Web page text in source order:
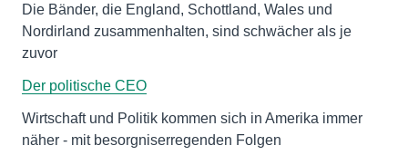
Die Bänder, die England, Schottland, Wales und
Nordirland zusammenhalten, sind schwächer als je
zuvor
Der politische CEO
Wirtschaft und Politik kommen sich in Amerika immer
näher - mit besorgniserregenden Folgen